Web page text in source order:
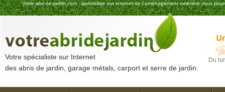
Votre-abri-de-jardin.com : spécialiste sur internet de l aménagement extérieur vous
Du
Votre spécialiste sur Internet
des abris de jardin, garage métals, carport et serre de jardin.